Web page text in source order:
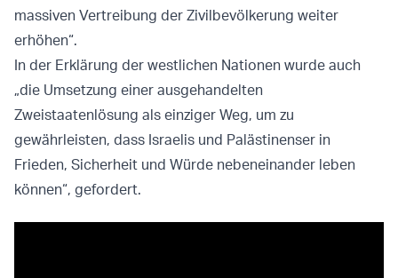
massiven Vertreibung der Zivilbevölkerung weiter
erhöhen“.
In der Erklärung der westlichen Nationen wurde auch
„die Umsetzung einer ausgehandelten
Zweistaatenlösung als einziger Weg, um zu
gewährleisten, dass Israelis und Palästinenser in
Frieden, Sicherheit und Würde nebeneinander leben
können“, gefordert.